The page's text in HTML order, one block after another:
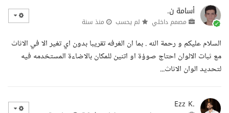
أسامة ن.
مصمم داخلي لم يحسب منذ سنة
السلام عليكم و رحمة الله . بما ان الغرفه تقريبا بدون اي تغير الا في الاثاث
مع ثبات الالوان احتاج صوؤة او اتنين للمكان بالاضاءة المستخدمه فيه
لتحديد الوان الاثاث...
Ezz K.